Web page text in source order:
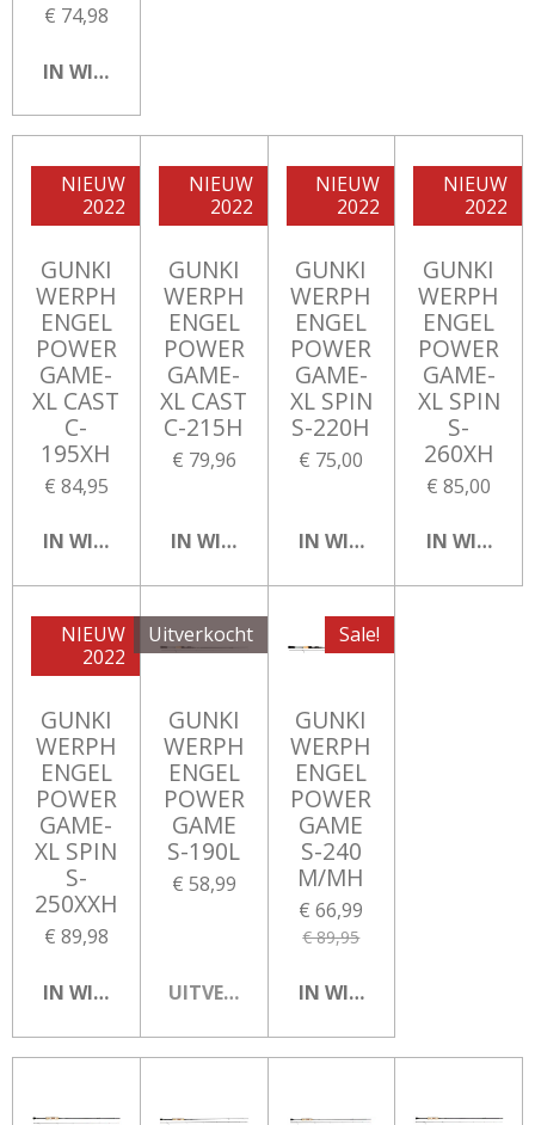
€ 74,98
IN WINKELWAGEN
NIEUW
2022
GUNKI
WERPH
ENGEL
POWER
GAME-
XL CAST
C-
195XH
€ 84,95
IN WINKELWAGEN
NIEUW
2022
GUNKI
WERPH
ENGEL
POWER
GAME-
XL CAST
C-215H
€ 79,96
IN WINKELWAGEN
NIEUW
2022
GUNKI
WERPH
ENGEL
POWER
GAME-
XL SPIN
S-220H
€ 75,00
IN WINKELWAGEN
NIEUW
2022
GUNKI
WERPH
ENGEL
POWER
GAME-
XL SPIN
S-
260XH
€ 85,00
IN
NIEUW
2022
GUNKI
WERPH
ENGEL
POWER
GAME-
XL SPIN
S-
250XXH
€ 89,98
IN WINKELWAGEN
Uitverkocht
GUNKI
WERPH
ENGEL
POWER
GAME
S-190L
€ 58,99
UITVERKOCHT
Sale!
GUNKI
WERPH
ENGEL
POWER
GAME
S-240
M/MH
€ 66,99
€ 89,95
IN WINKELWAGEN